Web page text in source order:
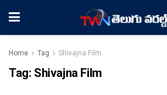
Home Tag Shivajna Film
Tag: Shivajna Film